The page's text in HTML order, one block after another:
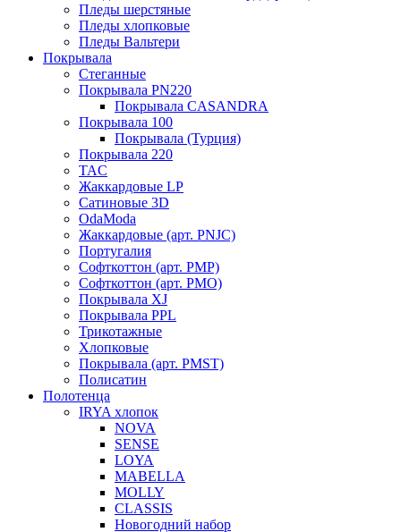
Пледы шерстяные
Пледы хлопковые
Пледы Вальтери
Покрывала
Стеганные
Покрывала PN220
Покрывала CASANDRA
Покрывала 100
Покрывала (Турция)
Покрывала 220
TAC
Жаккардовые LP
Сатиновые 3D
OdaModa
Жаккардовые (арт. PNJC)
Португалия
Софткоттон (арт. PMP)
Софткоттон (арт. PMO)
Покрывала XJ
Покрывала PPL
Трикотажные
Хлопковые
Покрывала (арт. PMST)
Полисатин
Полотенца
IRYA хлопок
NOVA
SENSE
LOYA
MABELLA
MOLLY
CLASSIS
Новогодний набор